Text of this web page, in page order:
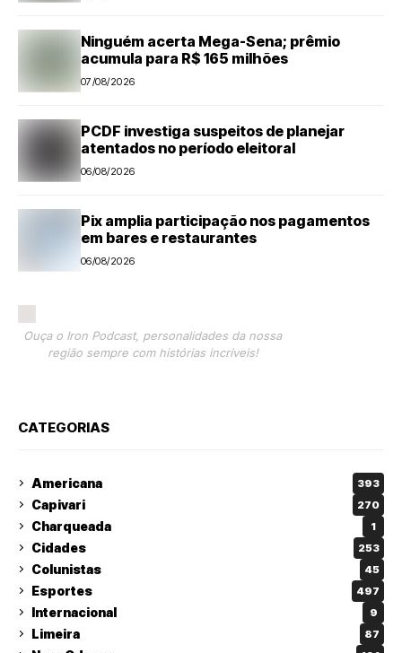
Ninguém acerta Mega-Sena; prêmio
acumula para R$ 165 milhões
07/08/2026
PCDF investiga suspeitos de planejar
atentados no período eleitoral
06/08/2026
Pix amplia participação nos pagamentos
em bares e restaurantes
06/08/2026
Ouça o Iron Podcast, personalidades da nossa
região sempre com histórias incríveis!
CATEGORIAS
Americana 393
Capivari 270
Charqueada 1
Cidades 253
Colunistas 45
Esportes 497
Internacional 9
Limeira 87